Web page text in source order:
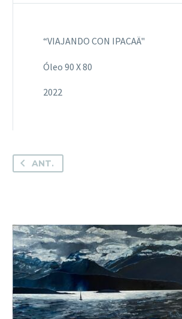
“VIAJANDO CON IPACAÄ"
Óleo 90 X 80
2022
ANT.